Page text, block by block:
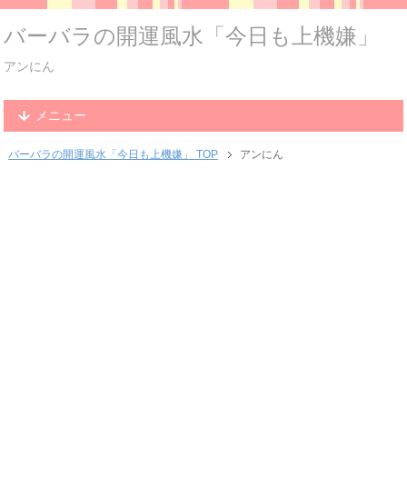
バーバラの開運風水「今日も上機嫌」
アンにん
メニュー
バーバラの開運風水「今日も上機嫌」 TOP アンにん